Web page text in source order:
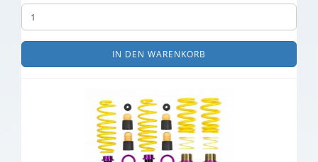
IN DEN WARENKORB